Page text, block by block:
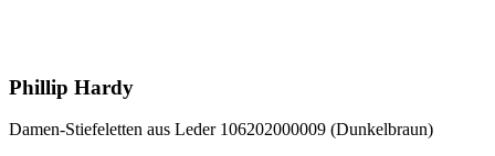
Phillip Hardy
Damen-Stiefeletten aus Leder 106202000009 (Dunkelbraun)